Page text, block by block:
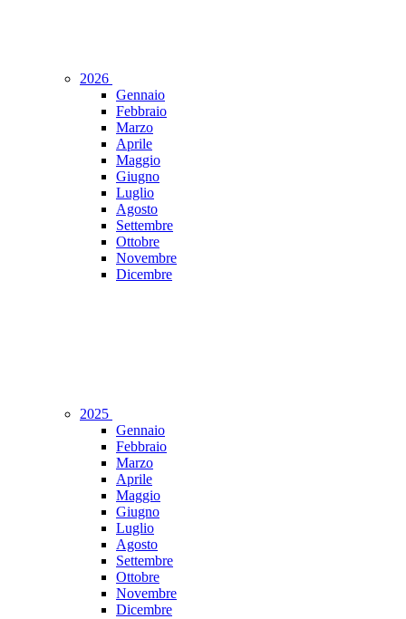
2026
Gennaio
Febbraio
Marzo
Aprile
Maggio
Giugno
Luglio
Agosto
Settembre
Ottobre
Novembre
Dicembre
2025
Gennaio
Febbraio
Marzo
Aprile
Maggio
Giugno
Luglio
Agosto
Settembre
Ottobre
Novembre
Dicembre